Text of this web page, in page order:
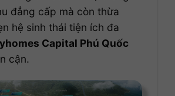
đẳng cấp mà còn thừa
hệ sinh thái tiện ích đa
Capital Phú Quốc
cận.